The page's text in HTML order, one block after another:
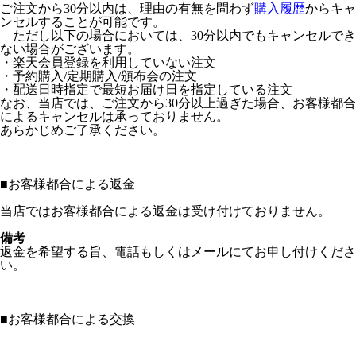
ご注文から30分以内は、理由の有無を問わず購入履歴からキャ
ンセルすることが可能です。
ただし以下の場合においては、30分以内でもキャンセルでき
ない場合がございます。
・楽天会員登録を利用していない注文
・予約購入/定期購入/頒布会の注文
・配送日時指定で最短お届け日を指定している注文
なお、当店では、ご注文から30分以上過ぎた場合、お客様都合
によるキャンセルは承っておりません。
あらかじめご了承ください。
■お客様都合による返金
当店ではお客様都合による返金は受け付けておりません。
備考
返金を希望する旨、電話もしくはメールにてお申し付けくださ
い。
■お客様都合による交換